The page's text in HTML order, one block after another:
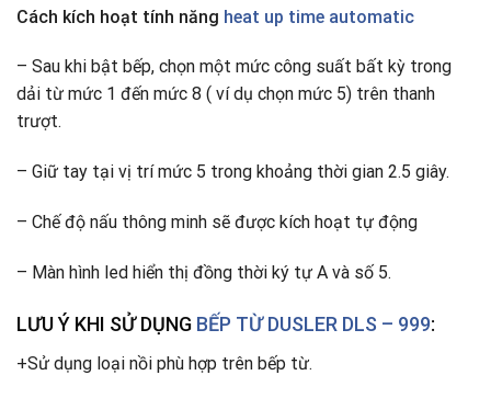
Cách kích hoạt tính năng heat up time automatic
– Sau khi bật bếp, chọn một mức công suất bất kỳ trong
dải từ mức 1 đến mức 8 ( ví dụ chọn mức 5) trên thanh
trượt.
– Giữ tay tại vị trí mức 5 trong khoảng thời gian 2.5 giây.
– Chế độ nấu thông minh sẽ được kích hoạt tự động
– Màn hình led hiển thị đồng thời ký tự A và số 5.
LƯU Ý KHI SỬ DỤNG BẾP TỪ DUSLER DLS – 999:
+Sử dụng loại nồi phù hợp trên bếp từ.